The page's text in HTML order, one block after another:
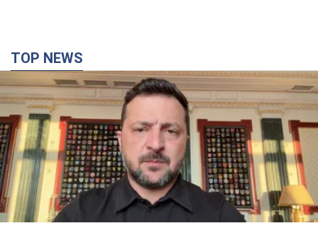
TOP NEWS